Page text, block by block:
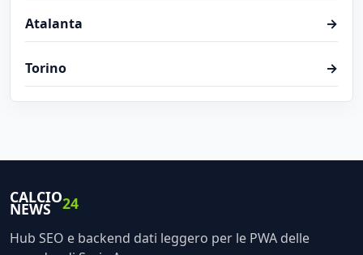
Atalanta →
Torino →
CALCIO
NEWS 24
Hub SEO e backend dati leggero per le PWA delle